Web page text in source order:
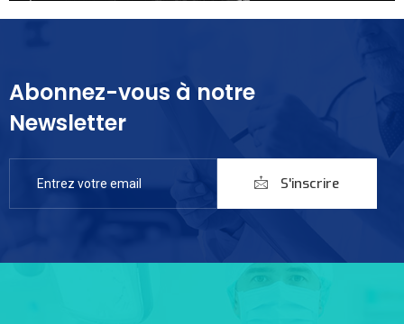
Abonnez-vous à notre
Newsletter
S'inscrire